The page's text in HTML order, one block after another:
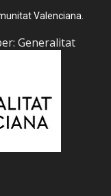
Valenciana.
Generalitat